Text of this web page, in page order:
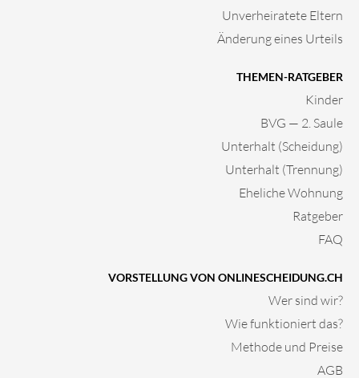
Unverheiratete Eltern
Änderung eines Urteils
THEMEN-RATGEBER
Kinder
BVG — 2. Saule
Unterhalt (Scheidung)
Unterhalt (Trennung)
Eheliche Wohnung
Ratgeber
FAQ
VORSTELLUNG VON ONLINESCHEIDUNG.CH
Wer sind wir?
Wie funktioniert das?
Methode und Preise
AGB